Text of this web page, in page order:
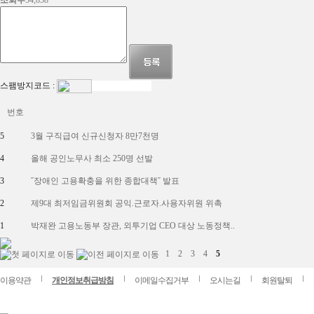
스팸방지코드 :
번호
5 3월 구직급여 신규신청자 8만7천명
4 올해 공인노무사 최소 250명 선발
3 ˝장애인 고용확충을 위한 종합대책˝ 발표
2 제9대 최저임금위원회 공익.근로자.사용자위원 위촉
1 박재완 고용노동부 장관, 외투기업 CEO 대상 노동정책..
1 2 3 4 5
이용약관 개인정보취급방침 이메일수집거부 오시는길 회원탈퇴